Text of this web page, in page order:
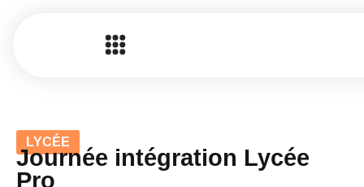
LYCÉE
Journée intégration Lycée
Pro